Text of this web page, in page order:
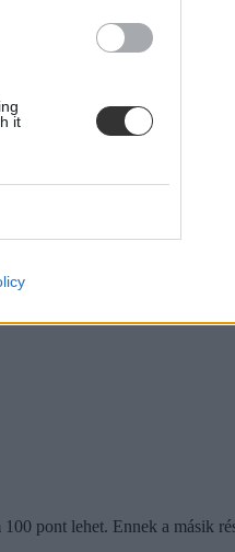
it
az érettségi pontokból és az
pont lehet. Ennek a másik